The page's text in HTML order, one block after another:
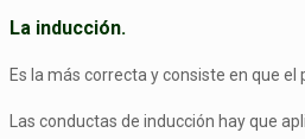
La inducción.
Es la más correcta y consiste en que
Las conductas de inducción hay que